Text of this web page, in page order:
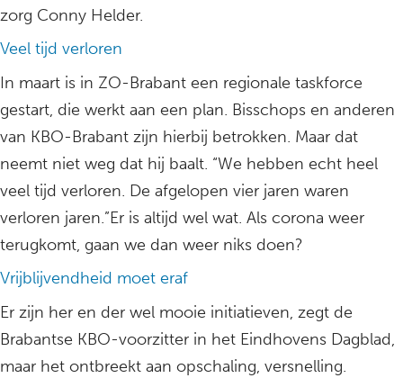
zorg Conny Helder.
Veel tijd verloren
In maart is in ZO-Brabant een regionale taskforce
gestart, die werkt aan een plan. Bisschops en anderen
van KBO-Brabant zijn hierbij betrokken. Maar dat
neemt niet weg dat hij baalt. “We hebben echt heel
veel tijd verloren. De afgelopen vier jaren waren
verloren jaren.”Er is altijd wel wat. Als corona weer
terugkomt, gaan we dan weer niks doen?
Vrijblijvendheid moet eraf
Er zijn her en der wel mooie initiatieven, zegt de
Brabantse KBO-voorzitter in het Eindhovens Dagblad,
maar het ontbreekt aan opschaling, versnelling.